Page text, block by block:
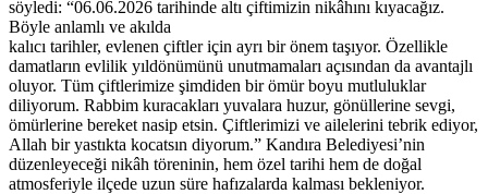
söyledi: “06.06.2026 tarihinde altı çiftimizin nikâhını kıyacağız.
Böyle anlamlı ve akılda
kalıcı tarihler, evlenen çiftler için ayrı bir önem taşıyor. Özellikle
damatların evlilik yıldönümünü unutmamaları açısından da avantajlı
oluyor. Tüm çiftlerimize şimdiden bir ömür boyu mutluluklar
diliyorum. Rabbim kuracakları yuvalara huzur, gönüllerine sevgi,
ömürlerine bereket nasip etsin. Çiftlerimizi ve ailelerini tebrik ediyor,
Allah bir yastıkta kocatsın diyorum.” Kandıra Belediyesi’nin
düzenleyeceği nikâh töreninin, hem özel tarihi hem de doğal
atmosferiyle ilçede uzun süre hafızalarda kalması bekleniyor.